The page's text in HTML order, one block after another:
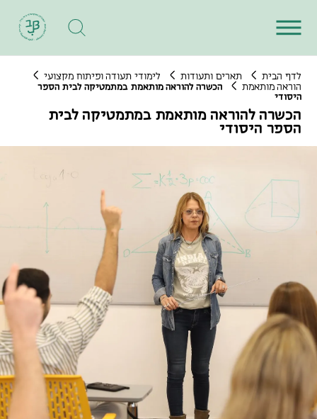
לדף הבית תארים ותעודות
לימודי תעודה ופיתוח מקצועי
הוראה מותאמת
הכשרה להוראה מותאמת במתמטיקה לבית הספר
היסודי ‏
הכשרה להוראה מותאמת במתמטיקה לבית
הספר היסודי ‏